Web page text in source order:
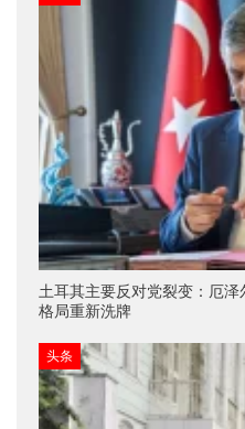
土耳其主要反对党裂变：厄
格局重新洗牌
头条